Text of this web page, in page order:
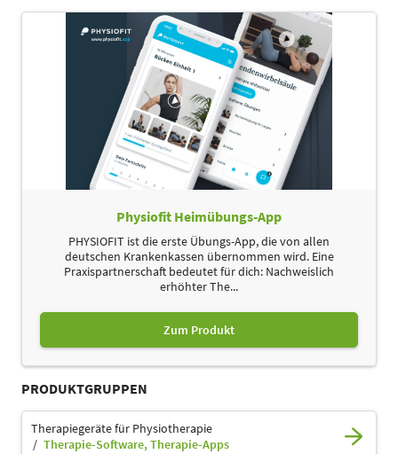
Physiofit Heimübungs-App
PHYSIOFIT ist die erste Übungs-App, die von allen
deutschen Krankenkassen übernommen wird. Eine
Praxispartnerschaft bedeutet für dich: Nachweislich
erhöhter The...
Zum Produkt
PRODUKTGRUPPEN
Therapiegeräte für Physiotherapie
Therapie-Software, Therapie-Apps